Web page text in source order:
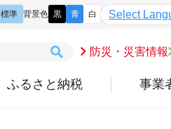
防災・災害情報
ふるさと納税 事業
標準 背景色 黒 青 白 Select